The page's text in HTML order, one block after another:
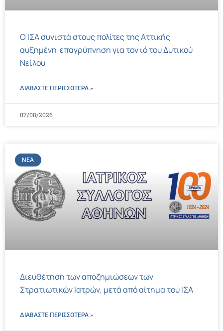
Ο ΙΣΑ συνιστά στους πολίτες της Αττικής
αυξημένη επαγρύπνηση για τον ιό του Δυτικού
Νείλου
ΔΙΑΒΑΣΤΕ ΠΕΡΙΣΣΌΤΕΡΑ »
07/08/2026
ΝΈΑ
Διευθέτηση των αποζημιώσεων των
Στρατιωτικών Ιατρών, μετά από αίτημα του ΙΣΑ
ΔΙΑΒΑΣΤΕ ΠΕΡΙΣΣΌΤΕΡΑ »